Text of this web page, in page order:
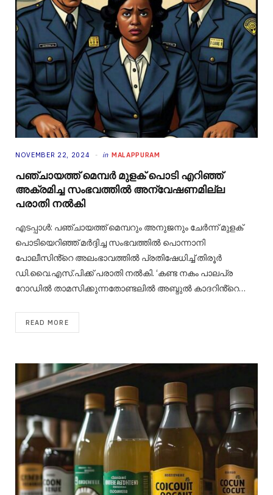
NOVEMBER 22, 2024 in MALAPPURAM
പഞ്ചായത്ത് മെമ്പർ മുളക് പൊടി എറിഞ്ഞ്
അക്രമിച്ച സംഭവത്തിൽ അന്വേഷണമില്ല
പരാതി നൽകി
എടപ്പാൾ: പഞ്ചായത്ത് മെമ്പറും അനുജനും ചേർന്ന് മുളക്
പൊടിയെറിഞ്ഞ് മർദ്ദിച്ച സംഭവത്തിൽ പൊന്നാനി
പോലീസിൻ്റെ അലംഭാവത്തിൽ പ്രതിഷേധിച്ച് തിരൂർ
ഡി.വൈ.എസ്.പിക്ക് പരാതി നൽകി. ‘കണ്ട നകം പാലപ്ര
റോഡിൽ താമസിക്കുന്നതോണ്ടലിൽ അബ്ദുൽ കാദറിൻ്റെ…
READ MORE